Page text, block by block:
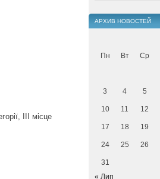
ІІІ місце
АРХИВ НОВОСТЕЙ
Пн Вт Ср
3 4 5
10 11 12
17 18 19
24 25 26
31
« Лип